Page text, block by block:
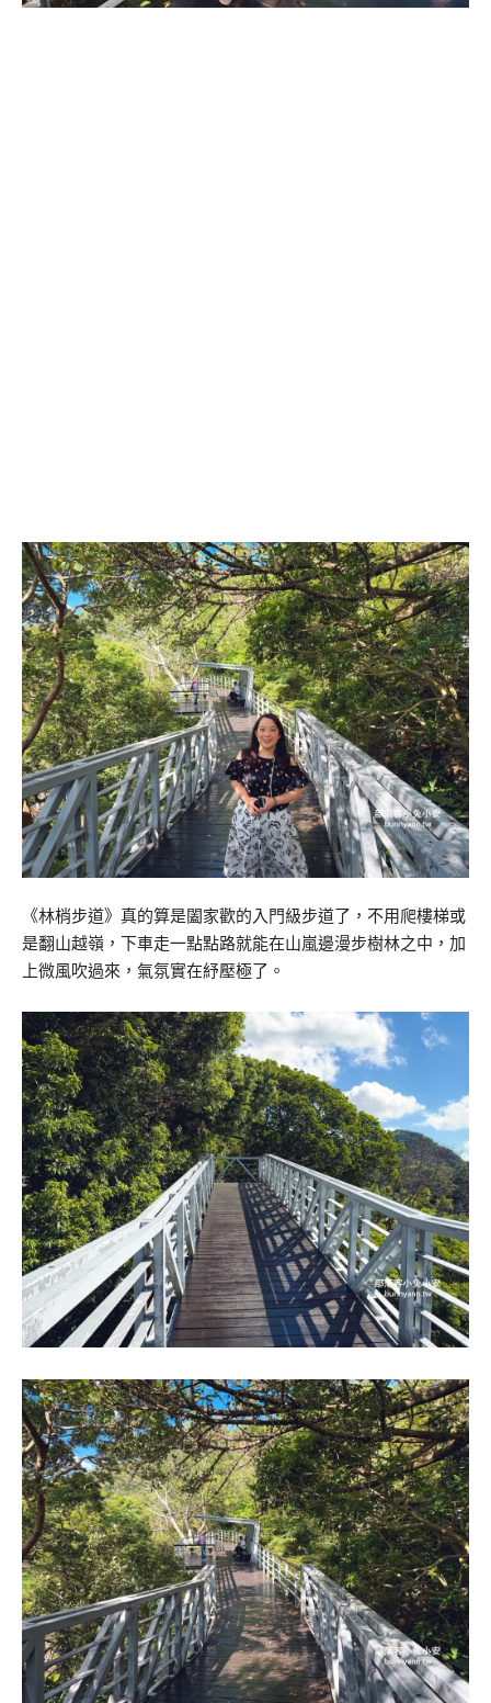
《林梢步道》真的算是闔家歡的入門級步道了，不用爬樓梯或
是翻山越嶺，下車走一點點路就能在山嵐邊漫步樹林之中，加
上微風吹過來，氣氛實在紓壓極了。